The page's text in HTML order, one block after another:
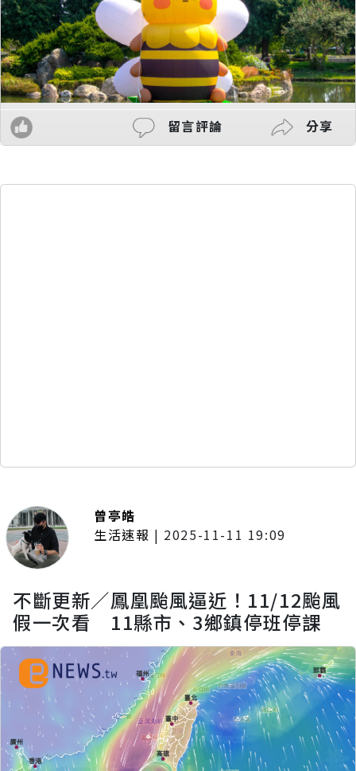
留言評論 分享
曾亭皓
生活速報 | 2025-11-11 19:09
不斷更新／鳳凰颱風逼近！11/12颱風
假一次看 11縣市、3鄉鎮停班停課